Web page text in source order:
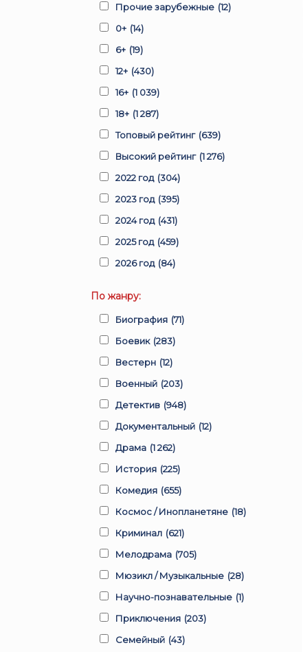
Прочие зарубежные (12)
0+ (14)
6+ (19)
12+ (430)
16+ (1 039)
18+ (1 287)
Топовый рейтинг (639)
Высокий рейтинг (1 276)
2022 год (304)
2023 год (395)
2024 год (431)
2025 год (459)
2026 год (84)
По жанру:
Биография (71)
Боевик (283)
Вестерн (12)
Военный (203)
Детектив (948)
Документальный (12)
Драма (1 262)
История (225)
Комедия (655)
Космос / Инопланетяне (18)
Криминал (621)
Мелодрама (705)
Мюзикл / Музыкальные (28)
Научно-познавательные (1)
Приключения (203)
Семейный (43)